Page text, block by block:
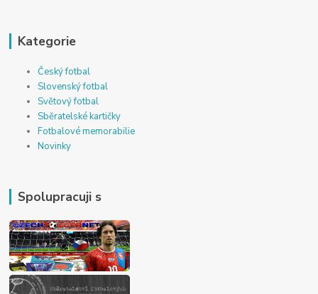
Kategorie
Český fotbal
Slovenský fotbal
Světový fotbal
Sběratelské kartičky
Fotbalové memorabilie
Novinky
Spolupracuji s